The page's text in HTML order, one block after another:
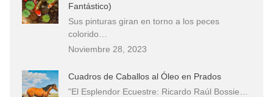
Fantástico)
Sus pinturas giran en torno a los peces
colorido…
Noviembre 28, 2023
Cuadros de Caballos al Óleo en Prados
"El Esplendor Ecuestre: Ricardo Raúl Bossie…